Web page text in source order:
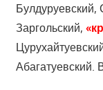
Булдуруевский,
Заргольский,
Абагатуевский.